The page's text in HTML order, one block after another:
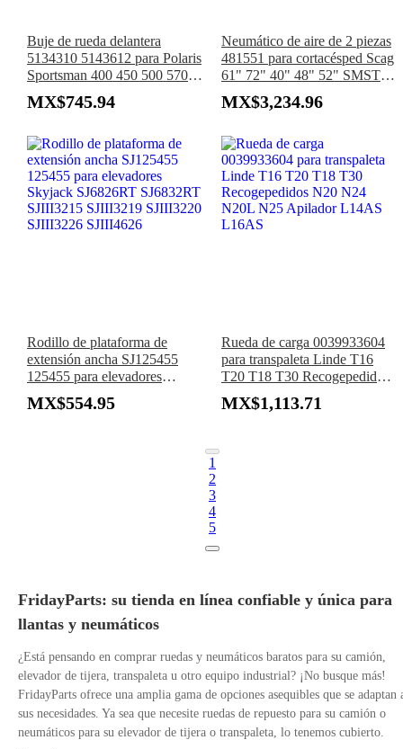
Buje de rueda delantera
5134310 5143612 para Polaris
Sportsman 400 450 500 570
700 800 850 ACE ETX Forest
Touring
MX$745.94
Neumático de aire de 2 piezas
481551 para cortacésped Scag
61" 72" 40" 48" 52" SMST-
61 SMST-72 STC40-17KA
STC48-21KA STC52A-
31BSG STT52-23CH
MX$3,234.96
Rodillo de plataforma de
extensión ancha SJ125455
125455 para elevadores
Skyjack SJ6826RT SJ6832RT
SJIII3215 SJIII3219 SJIII3220
MX$554.95
Rueda de carga 0039933604
para transpaleta Linde T16
T20 T18 T30 Recogepedidos
N20 N24 N20L N25 Apilador
L14AS L16AS
MX$1,113.71
1
2
3
4
5
FridayParts: su tienda en línea confiable y única para
llantas y neumáticos
¿Está pensando en comprar ruedas y neumáticos baratos para su camión,
elevador de tijera, transpaleta u otro equipo industrial? ¡No busque más!
FridayParts ofrece una amplia gama de opciones asequibles que se adaptan
sus necesidades. Ya sea que necesite ruedas de repuesto para su camión o
neumáticos para su elevador de tijera o transpaleta, lo tenemos cubierto.